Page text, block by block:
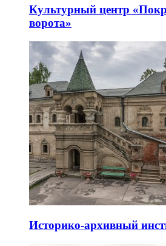
Культурный центр
ворота»
Историко-архивный